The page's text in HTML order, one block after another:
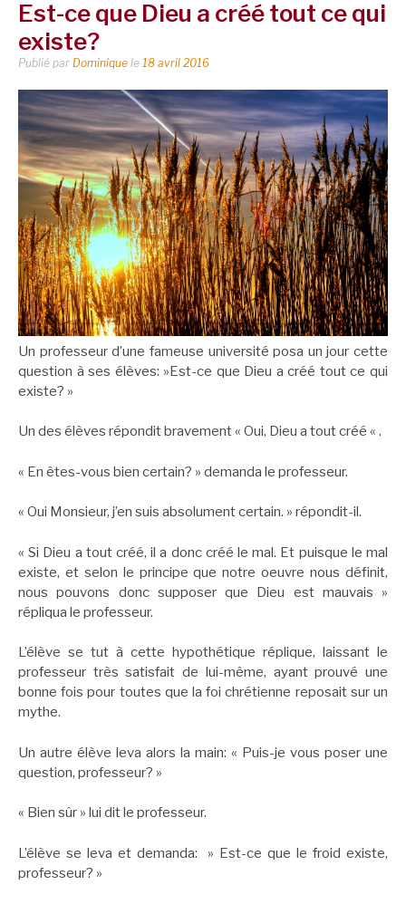
Est-ce que Dieu a créé tout ce qui
existe?
Publié par Dominique le 18 avril 2016
Un professeur d’une fameuse université posa un jour cette
question à ses élèves: »Est-ce que Dieu a créé tout ce qui
existe? »
Un des élèves répondit bravement « Oui, Dieu a tout créé « .
« En êtes-vous bien certain? » demanda le professeur.
« Oui Monsieur, j’en suis absolument certain. » répondit-il.
« Si Dieu a tout créé, il a donc créé le mal. Et puisque le mal
existe, et selon le principe que notre oeuvre nous définit,
nous pouvons donc supposer que Dieu est mauvais »
répliqua le professeur.
L’élève se tut à cette hypothétique réplique, laissant le
professeur très satisfait de lui-même, ayant prouvé une
bonne fois pour toutes que la foi chrétienne reposait sur un
mythe.
Un autre élève leva alors la main: « Puis-je vous poser une
question, professeur? »
« Bien sûr » lui dit le professeur.
L’élève se leva et demanda: » Est-ce que le froid existe,
professeur? »